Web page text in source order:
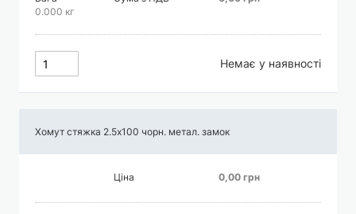
0.000 кг
Немає у наявності
Хомут стяжка 2.5х100 чорн. метал. замок
Ціна 0,00 грн